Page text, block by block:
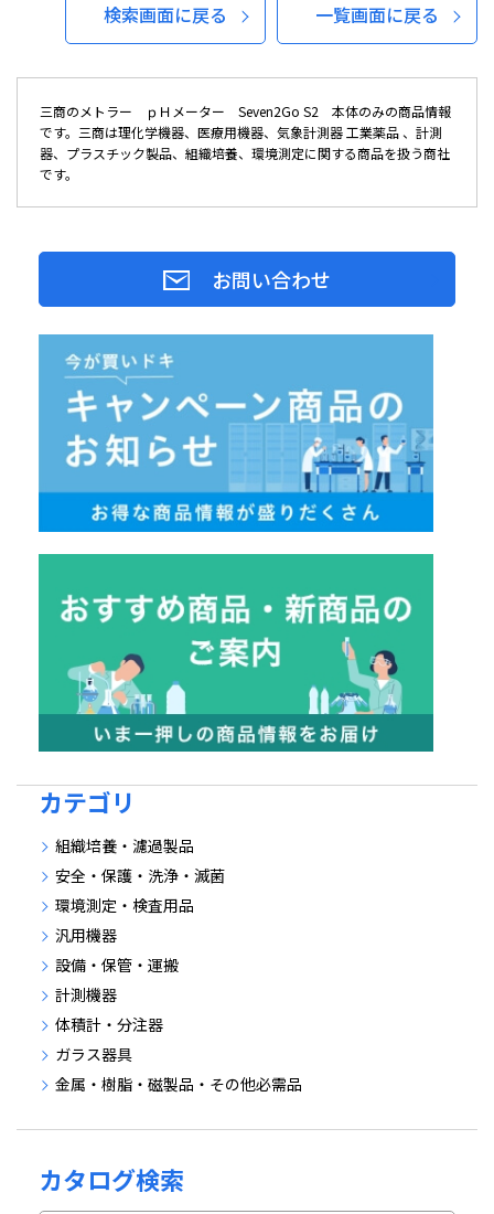
検索画面に戻る 一覧画面に戻る
三商のメトラー ｐＨメーター Seven2Go S2 本体のみの商品情報
です。三商は理化学機器、医療用機器、気象計測器 工業薬品 、計測
器、プラスチック製品、組織培養、環境測定に関する商品を扱う商社
です。
お問い合わせ
カテゴリ
組織培養・濾過製品
安全・保護・洗浄・滅菌
環境測定・検査用品
汎用機器
設備・保管・運搬
計測機器
体積計・分注器
ガラス器具
金属・樹脂・磁製品・その他必需品
カタログ検索